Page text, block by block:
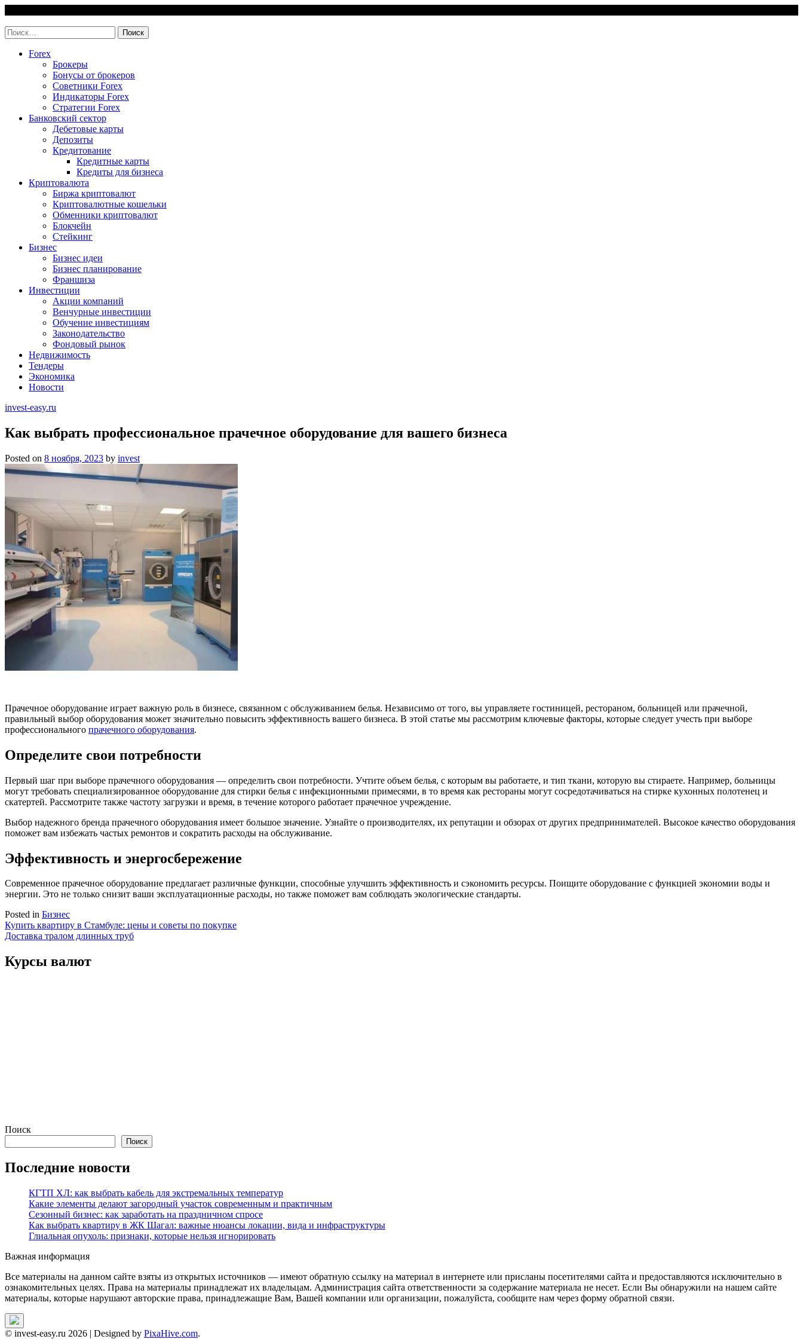
content
Найти:
Forex
Брокеры
Бонусы от брокеров
Советники Forex
Индикаторы Forex
Стратегии Forex
Банковский сектор
Дебетовые карты
Депозиты
Кредитование
Кредитные карты
Кредиты для бизнеса
Криптовалюта
Биржа криптовалют
Криптовалютные кошельки
Обменники криптовалют
Блокчейн
Стейкинг
Бизнес
Бизнес идеи
Бизнес планирование
Франшиза
Инвестиции
Акции компаний
Венчурные инвестиции
Обучение инвестициям
Законодательство
Фондовый рынок
Недвижимость
Тендеры
Экономика
Новости
invest-easy.ru
Как выбрать профессиональное прачечное оборудование для вашего бизнеса
Posted on 8 ноября, 2023 by invest
Прачечное оборудование играет важную роль в бизнесе, связанном с обслуживанием белья. Независимо от того, вы управляете гостиницей, рестораном, больницей или прачечной,
правильный выбор оборудования может значительно повысить эффективность вашего бизнеса. В этой статье мы рассмотрим ключевые факторы, которые следует учесть при выборе
профессионального прачечного оборудования.
Определите свои потребности
Первый шаг при выборе прачечного оборудования — определить свои потребности. Учтите объем белья, с которым вы работаете, и тип ткани, которую вы стираете. Например, больницы
могут требовать специализированное оборудование для стирки белья с инфекционными примесями, в то время как рестораны могут сосредотачиваться на стирке кухонных полотенец и
скатертей. Рассмотрите также частоту загрузки и время, в течение которого работает прачечное учреждение.
Выбор надежного бренда прачечного оборудования имеет большое значение. Узнайте о производителях, их репутации и обзорах от других предпринимателей. Высокое качество оборудования
поможет вам избежать частых ремонтов и сократить расходы на обслуживание.
Эффективность и энергосбережение
Современное прачечное оборудование предлагает различные функции, способные улучшить эффективность и сэкономить ресурсы. Поищите оборудование с функцией экономии воды и
энергии. Это не только снизит ваши эксплуатационные расходы, но также поможет вам соблюдать экологические стандарты.
Posted in Бизнес
Навигация
по
записям
Купить квартиру в Стамбуле: цены и советы по покупке
Доставка тралом длинных труб
Курсы валют
Поиск
Поиск
Последние новости
КГТП ХЛ: как выбрать кабель для экстремальных температур
Какие элементы делают загородный участок современным и практичным
Сезонный бизнес: как заработать на праздничном спросе
Как выбрать квартиру в ЖК Шагал: важные нюансы локации, вида и инфраструктуры
Глиальная опухоль: признаки, которые нельзя игнорировать
Важная информация
Все материалы на данном сайте взяты из открытых источников — имеют обратную ссылку на материал в интернете или присланы посетителями сайта и предоставляются исключительно в
ознакомительных целях. Права на материалы принадлежат их владельцам. Администрация сайта ответственности за содержание материала не несет. Если Вы обнаружили на нашем сайте
материалы, которые нарушают авторские права, принадлежащие Вам, Вашей компании или организации, пожалуйста, сообщите нам через форму обратной связи.
© invest-easy.ru 2026 | Designed by PixaHive.com.